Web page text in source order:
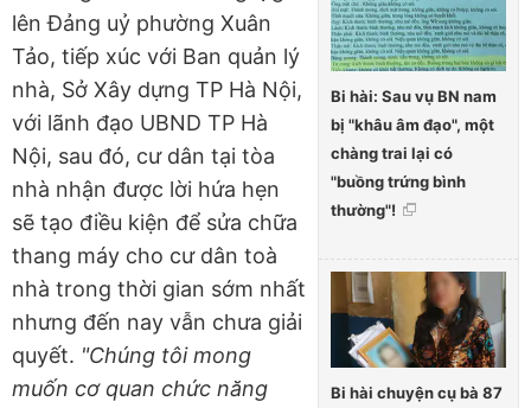
Bi hài: Sau vụ BN nam
bị "khâu âm đạo", một
chàng trai lại có
"buồng trứng bình
thường"!
Bi hài chuyện cụ bà 87
lên Đảng uỷ phường Xuân
Tảo, tiếp xúc với Ban quản lý
nhà, Sở Xây dựng TP Hà Nội,
với lãnh đạo UBND TP Hà
Nội, sau đó, cư dân tại tòa
nhà nhận được lời hứa hẹn
sẽ tạo điều kiện để sửa chữa
thang máy cho cư dân toà
nhà trong thời gian sớm nhất
nhưng đến nay vẫn chưa giải
quyết. "Chúng tôi mong
muốn cơ quan chức năng